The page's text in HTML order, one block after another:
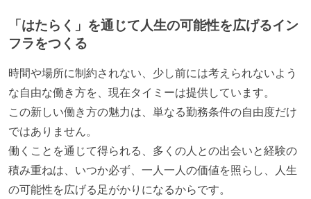
「はたらく」を通じて人生の可能性を広げるイン
フラをつくる
時間や場所に制約されない、少し前には考えられないよう
な自由な働き方を、現在タイミーは提供しています。
この新しい働き方の魅力は、単なる勤務条件の自由度だけ
ではありません。
働くことを通じて得られる、多くの人との出会いと経験の
積み重ねは、いつか必ず、一人一人の価値を照らし、人生
の可能性を広げる足がかりになるからです。